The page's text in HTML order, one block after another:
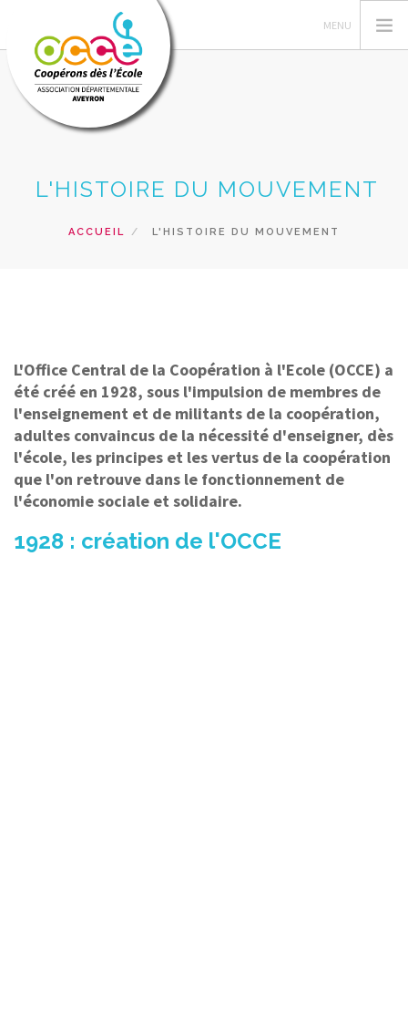
GÉRER SA COOP
CONTACT
L'HISTOIRE DU MOUVEMENT
ACCUEIL L'HISTOIRE DU MOUVEMENT
L'Office Central de la Coopération à l'Ecole (OCCE) a
été créé en 1928, sous l'impulsion de membres de
l'enseignement et de militants de la coopération,
adultes convaincus de la nécessité d'enseigner, dès
l'école, les principes et les vertus de la coopération
que l'on retrouve dans le fonctionnement de
l'économie sociale et solidaire.
1928 : création de l'OCCE